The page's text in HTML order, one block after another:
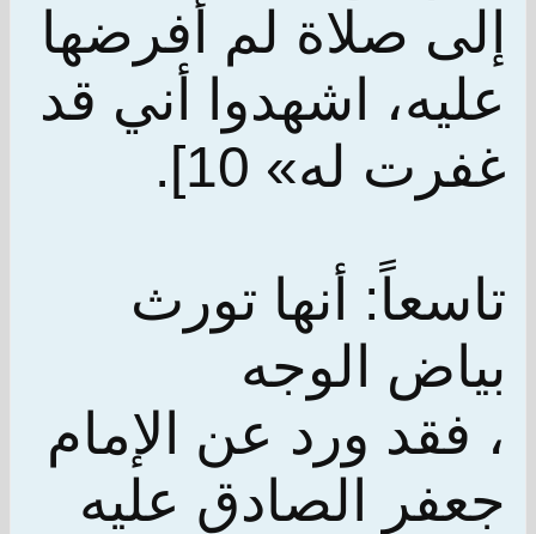
إلى صلاة لم أفرضها
عليه، اشهدوا أني قد
غفرت له» 10].
تاسعاً: أنها تورث
بياض الوجه
، فقد ورد عن الإمام
جعفر الصادق عليه